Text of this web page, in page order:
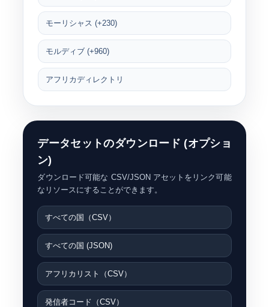
モーリシャス (+230)
モルディブ (+960)
アフリカディレクトリ
データセットのダウンロード (オプショ
ン)
ダウンロード可能な CSV/JSON アセットをリンク可能
なリソースにすることができます。
すべての国（CSV）
すべての国 (JSON)
アフリカリスト（CSV）
発信者コード（CSV）